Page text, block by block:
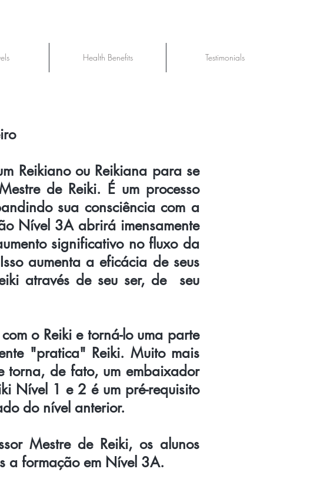
Health Benefits Testimonials
Reikiano ou Reikiana para se
de Reiki. É um processo
sua consciência com a
Nível 3A abrirá imensamente
significativo no fluxo da
aumenta a eficácia de seus
através de seu ser, de seu
o Reiki e torná-lo uma parte
"pratica" Reiki. Muito mais
torna, de fato, um embaixador
Nível 1 e 2 é um pré-requisito
do nível anterior.
Mestre de Reiki, os alunos
a formação em Nível 3A.